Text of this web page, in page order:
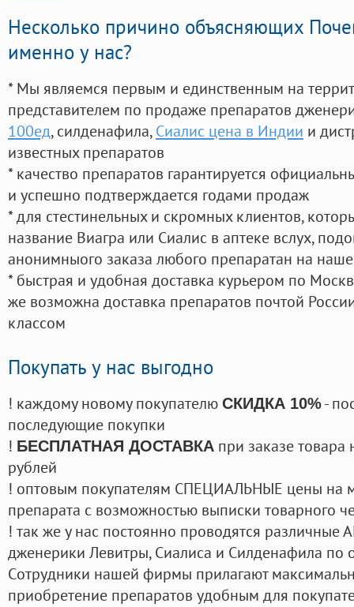
Несколько причино объясняющих
именно у нас?
* Мы являемся первым и единственным на
представителем по продаже препаратов
100ед, силденафила, Сиалис цена в Индии и
известных препаратов
* качество препаратов гарантируется
и успешно подтверждается годами продаж
* для стестинельных и скромных клиентов,
название Виагра или Сиалис в аптеке вслух,
анонимныого заказа любого препаратан на
* быстрая и удобная доставка курьером по
же возможна доставка препаратов почтой
классом
Покупать у нас выгодно
! каждому новому покупателю СКИДКА 10%-
последующие покупки
! БЕСПЛАТНАЯ ДОСТАВКА при заказе
рублей
! оптовым покупателям СПЕЦИАЛЬНЫЕ цены на
препарата с возможностью выписки товарного
! так же у нас постоянно проводятся
дженерики Левитры, Сиалиса и Силденафила по
Cотрудники нашей фирмы прилагают
приобретение препаратов удобным для